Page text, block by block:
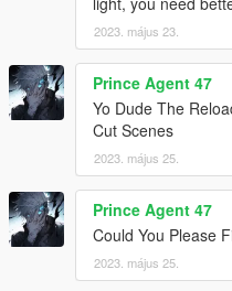
2023. május 23.
Prince Agent 47
Yo Dude The
Cut Scenes
2023. május 25.
Prince Agent 47
Could You Please
2023. május 25.